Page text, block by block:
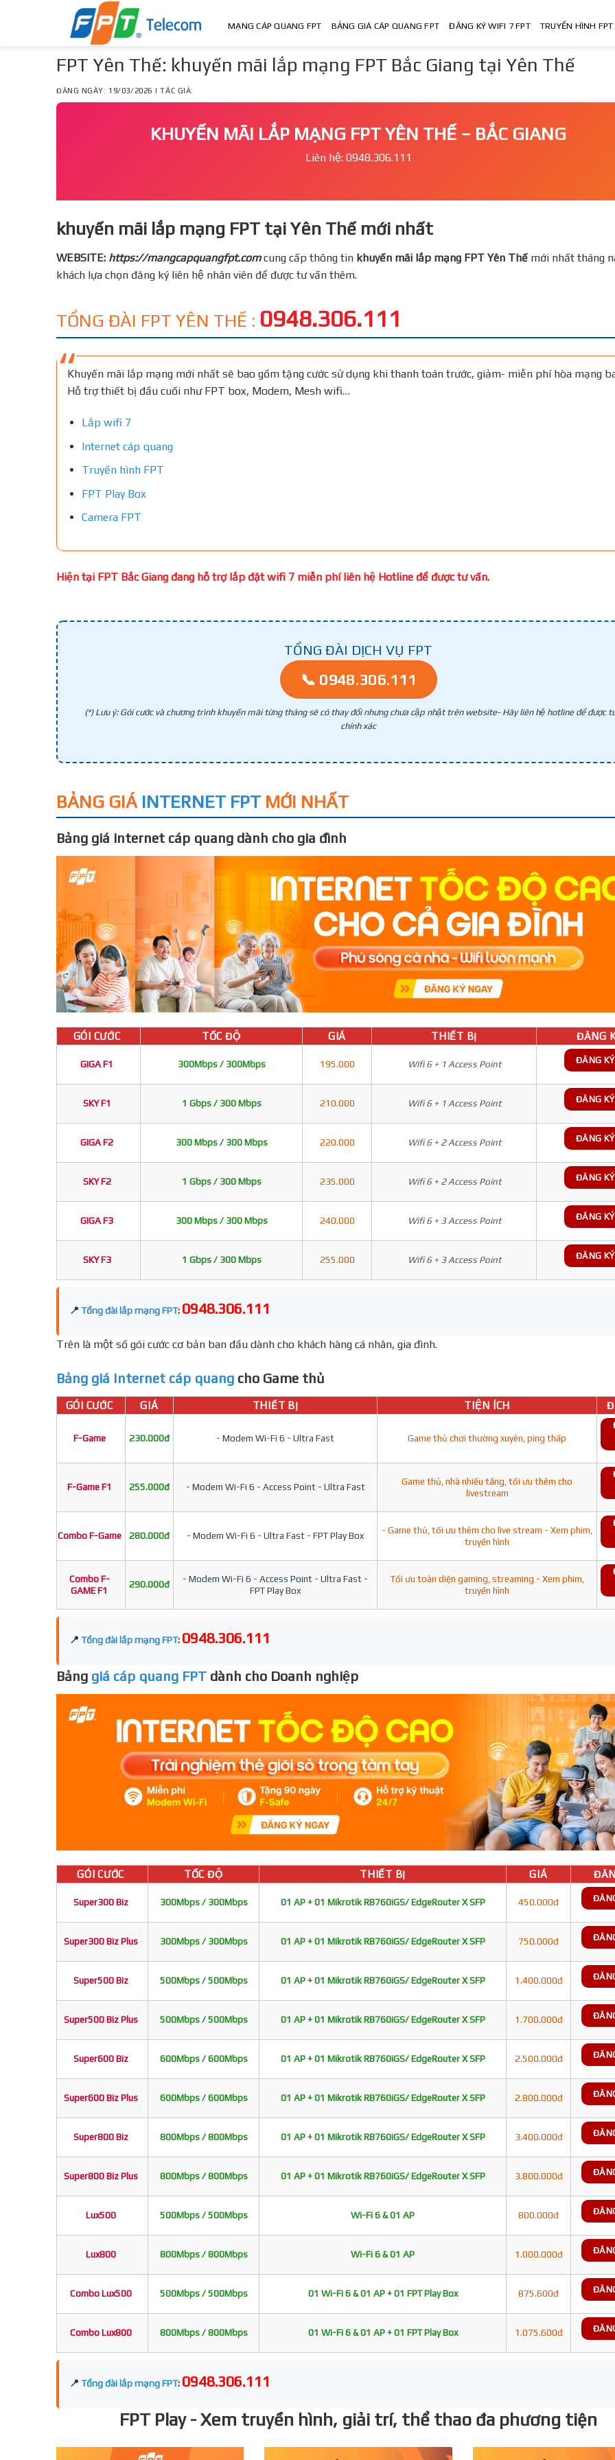
MẠNG CÁP QUANG FPT BẢNG GIÁ CÁP QUANG FPT ĐĂNG KÝ WIFI 7 FPT TRUYỀN HÌNH FPT
FPT Yên Thế: khuyến mãi lắp mạng FPT Bắc Giang tại Yên Thế
ĐĂNG NGÀY: 19/03/2026 | TÁC GIẢ:
KHUYẾN MÃI LẮP MẠNG FPT YÊN THẾ – BẮC GIANG
Liên hệ: 0948.306.111
khuyến mãi lắp mạng FPT tại Yên Thế mới nhất
WEBSITE: https://mangcapquangfpt.comcung cấp thông tin khuyến mãi lắp mạng FPT Yên Thế mới nhất tháng
khách lựa chọn đăng ký liên hệ nhân viên để được tư vấn thêm.
TỔNG ĐÀI FPT YÊN THẾ : 0948.306.111
Khuyến mãi lắp mạng mới nhất sẽ bao gồm tặng cước sử dụng khi thanh toán trước, giảm- miễn phí hòa mạng
Hỗ trợ thiết bị đầu cuối như FPT box, Modem, Mesh wifi…
Lắp wifi 7
Internet cáp quang
Truyền hình FPT
FPT Play Box
Camera FPT
Hiện tại FPT Bắc Giang đang hỗ trợ lắp đặt wifi 7 miễn phí liên hệ Hotline để được tư vấn.
TỔNG ĐÀI DỊCH VỤ FPT
📞 0948.306.111
(*) Lưu ý: Gói cước và chương trình khuyến mãi từng tháng sẽ có thay đổi nhưng chưa cập nhật trên website- Hãy liên hệ hotline để được
chính xác
BẢNG GIÁ INTERNET FPT MỚI NHẤT
Bảng giá internet cáp quang dành cho gia đình
GÓI CƯỚC TỐC ĐỘ GIÁ THIẾT BỊ ĐĂNG
GIGA F1 300Mbps / 300Mbps 195.000 Wifi 6 + 1 Access Point ĐĂNG KÝ
SKY F1 1 Gbps / 300 Mbps 210.000 Wifi 6 + 1 Access Point ĐĂNG KÝ
GIGA F2 300 Mbps / 300 Mbps 220.000 Wifi 6 + 2 Access Point ĐĂNG KÝ
SKY F2 1 Gbps / 300 Mbps 235.000 Wifi 6 + 2 Access Point ĐĂNG KÝ
GIGA F3 300 Mbps / 300 Mbps 240.000 Wifi 6 + 3 Access Point ĐĂNG KÝ
SKY F3 1 Gbps / 300 Mbps 255.000 Wifi 6 + 3 Access Point ĐĂNG KÝ
📍 Tổng đài lắp mạng FPT: 0948.306.111
Trên là một số gói cước cơ bản ban đầu dành cho khách hàng cá nhân, gia đình.
Bảng giá Internet cáp quang cho Game thủ
GÓI CƯỚC GIÁ THIẾT BỊ TIỆN ÍCH
F-Game 230.000đ - Modem Wi-Fi 6 - Ultra Fast Game thủ chơi thường xuyên, ping thấp
F-Game F1 255.000đ - Modem Wi-Fi 6 - Access Point - Ultra Fast
Game thủ, nhà nhiều tầng, tối ưu thêm cho
livestream
Combo F-Game 280.000đ - Modem Wi-Fi 6 - Ultra Fast - FPT Play Box
- Game thủ, tối ưu thêm cho live stream - Xem phim,
truyền hình
Combo F-
GAME F1
290.000đ
- Modem Wi-Fi 6 - Access Point - Ultra Fast -
FPT Play Box
Tối ưu toàn diện gaming, streaming - Xem phim,
truyền hình
📍 Tổng đài lắp mạng FPT: 0948.306.111
Bảng giá cáp quang FPT dành cho Doanh nghiệp
GÓI CƯỚC TỐC ĐỘ THIẾT BỊ GIÁ
Super300 Biz 300Mbps / 300Mbps 01 AP + 01 Mikrotik RB760iGS/ EdgeRouter X SFP 450.000đ
Super300 Biz Plus 300Mbps / 300Mbps 01 AP + 01 Mikrotik RB760iGS/ EdgeRouter X SFP 750.000đ
Super500 Biz 500Mbps / 500Mbps 01 AP + 01 Mikrotik RB760iGS/ EdgeRouter X SFP 1.400.000đ
Super500 Biz Plus 500Mbps / 500Mbps 01 AP + 01 Mikrotik RB760iGS/ EdgeRouter X SFP 1.700.000đ
Super600 Biz 600Mbps / 600Mbps 01 AP + 01 Mikrotik RB760iGS/ EdgeRouter X SFP 2.500.000đ
Super600 Biz Plus 600Mbps / 600Mbps 01 AP + 01 Mikrotik RB760iGS/ EdgeRouter X SFP 2.800.000đ
Super800 Biz 800Mbps / 800Mbps 01 AP + 01 Mikrotik RB760iGS/ EdgeRouter X SFP 3.400.000đ
Super800 Biz Plus 800Mbps / 800Mbps 01 AP + 01 Mikrotik RB760iGS/ EdgeRouter X SFP 3.800.000đ
Lux500 500Mbps / 500Mbps Wi-Fi 6 & 01 AP 800.000đ
Lux800 800Mbps / 800Mbps Wi-Fi 6 & 01 AP 1.000.000đ
Combo Lux500 500Mbps / 500Mbps 01 Wi-Fi 6 & 01 AP + 01 FPT Play Box 875.600đ
Combo Lux800 800Mbps / 800Mbps 01 Wi-Fi 6 & 01 AP + 01 FPT Play Box 1.075.600đ
📍 Tổng đài lắp mạng FPT: 0948.306.111
FPT Play - Xem truyền hình, giải trí, thể thao đa phương tiện